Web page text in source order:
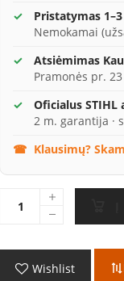
Pristatymas
Nemokamai
Atsiėmimas
Pramonės pr. 23
Oficialus STIHL
2 m. garantija ·
Klausimų?
Wishlist